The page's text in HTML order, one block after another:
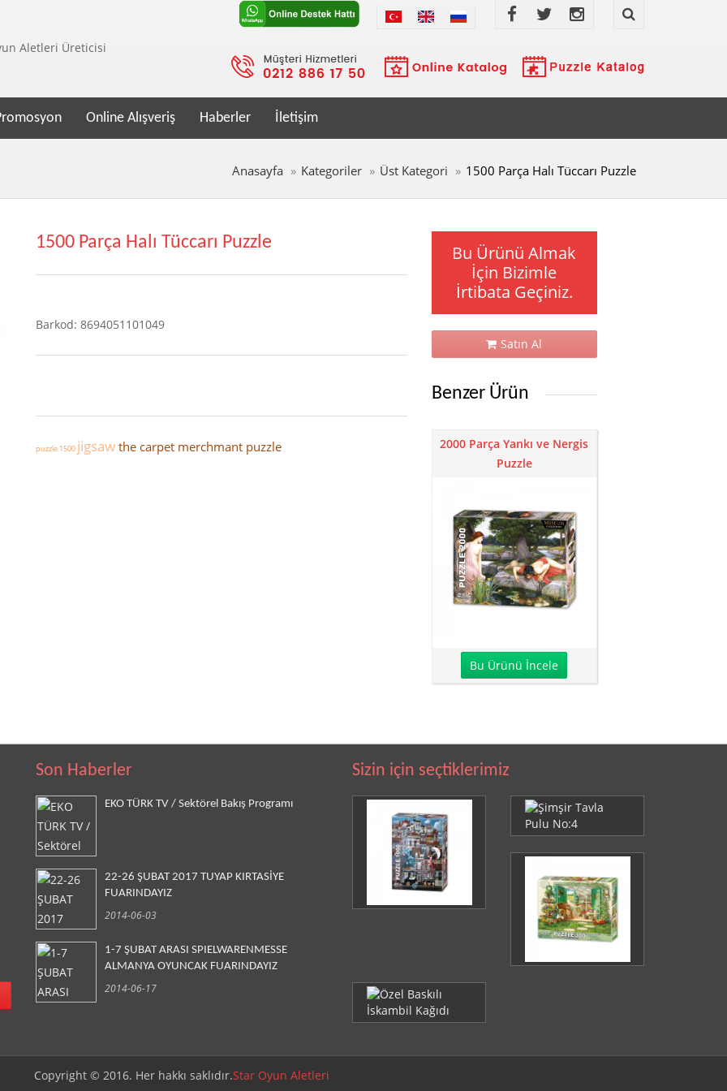
Aletleri Üreticisi
Online Alışveriş Haberler İletişim
Anasayfa Kategoriler Üst Kategori 1500 Parça Halı Tüccarı Puzzle
1500 Parça Halı Tüccarı Puzzle
Barkod: 8694051101049
puzzle 1500 jigsaw the carpet merchmant puzzle
Bu Ürünü Almak
İçin Bizimle
İrtibata Geçiniz.
Satın Al
Benzer Ürün
2000 Parça Yankı ve Nergis
Puzzle
Bu Ürünü İncele
Son Haberler
EKO TÜRK TV / Sektörel Bakış Programı
22-26 ŞUBAT 2017 TUYAP KIRTASİYE
FUARINDAYIZ
2014-06-03
1-7 ŞUBAT ARASI SPIELWARENMESSE
ALMANYA OYUNCAK FUARINDAYIZ
2014-06-17
Sizin için seçtiklerimiz
Copyright © 2016. Her hakkı saklıdır.Star Oyun Aletleri